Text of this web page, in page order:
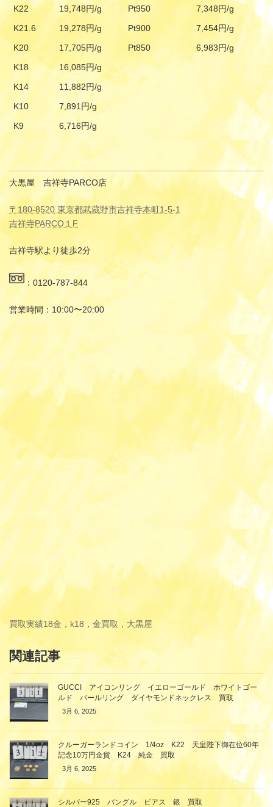
K22
19,748円/g Pt950
7,348円/g
K21.6
19,278円/g Pt900
7,454円/g
K20
17,705円/g Pt850
6,983円/g
K18
16,085円/g
K14
11,882円/g
K10
7,891円/g
K9
6,716円/g
大黒屋 吉祥寺PARCO店
〒180-8520 東京都武蔵野市吉祥寺本町1-5-1
吉祥寺PARCO１F
吉祥寺駅より徒歩2分
：0120-787-844
営業時間：10:00〜20:00
買取実績18金，k18，金買取，大黒屋
関連記事
GUCCI アイコンリング イエローゴールド ホワイトゴー
ルド パールリング ダイヤモンドネックレス 買取
3月 6, 2025
クルーガーランドコイン 1/4oz K22 天皇陛下御在位60年
記念10万円金貨 K24 純金 買取
3月 6, 2025
シルバー925 バングル ピアス 銀 買取